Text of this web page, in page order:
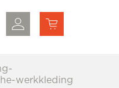
werkkleding